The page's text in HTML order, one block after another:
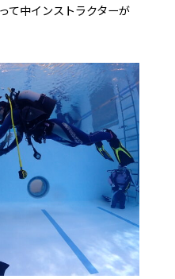
て中インストラクターが